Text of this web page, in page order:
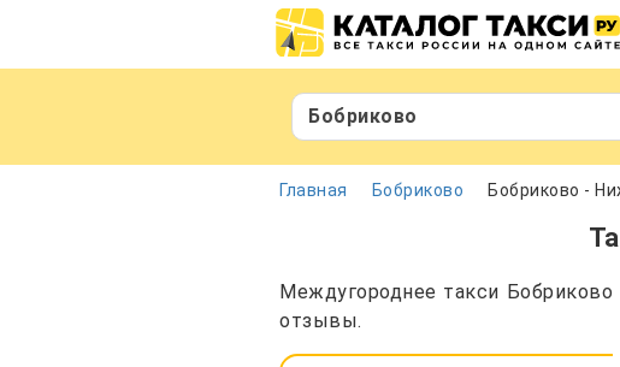
Бобриково
Главная Бобриково Бобриково -
Междугороднее такси
отзывы.